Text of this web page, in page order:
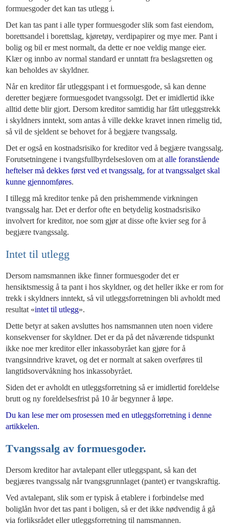
formuesgoder det kan tas utlegg i.
Det kan tas pant i alle typer formuesgoder slik som fast eiendom,
borettsandel i borettslag, kjøretøy, verdipapirer og mye mer. Pant i
bolig og bil er mest normalt, da dette er noe veldig mange eier.
Klær og innbo av normal standard er unntatt fra beslagsretten og
kan beholdes av skyldner.
Når en kreditor får utleggspant i et formuesgode, så kan denne
deretter begjære formuesgodet tvangssolgt. Det er imidlertid ikke
alltid dette blir gjort. Dersom kreditor samtidig har fått utleggstrekk
i skyldners inntekt, som antas å ville dekke kravet innen rimelig tid,
så vil de sjeldent se behovet for å begjære tvangssalg.
Det er også en kostnadsrisiko for kreditor ved å begjære tvangssalg.
Forutsetningene i tvangsfullbyrdelsesloven om at alle foranstående
heftelser må dekkes først ved et tvangssalg, for at tvangssalget skal
kunne gjennomføres.
I tillegg må kreditor tenke på den prishemmende virkningen
tvangssalg har. Det er derfor ofte en betydelig kostnadsrisiko
involvert for kreditor, noe som gjør at disse ofte kvier seg for å
begjære tvangssalg.
Intet til utlegg
Dersom namsmannen ikke finner formuesgoder det er
hensiktsmessig å ta pant i hos skyldner, og det heller ikke er rom for
trekk i skyldners inntekt, så vil utleggsforretningen bli avholdt med
resultat «intet til utlegg».
Dette betyr at saken avsluttes hos namsmannen uten noen videre
konsekvenser for skyldner. Det er da på det nåværende tidspunkt
ikke noe mer kreditor eller inkassobyrået kan gjøre for å
tvangsinndrive kravet, og det er normalt at saken overføres til
langtidsovervåkning hos inkassobyrået.
Siden det er avholdt en utleggsforretning så er imidlertid foreldelse
brutt og ny foreldelsesfrist på 10 år begynner å løpe.
Du kan lese mer om prosessen med en utleggsforretning i denne
artikkelen.
Tvangssalg av formuesgoder.
Dersom kreditor har avtalepant eller utleggspant, så kan det
begjæres tvangssalg når tvangsgrunnlaget (pantet) er tvangskraftig.
Ved avtalepant, slik som er typisk å etablere i forbindelse med
boliglån hvor det tas pant i boligen, så er det ikke nødvendig å gå
via forliksrådet eller utleggsforretning til namsmannen.